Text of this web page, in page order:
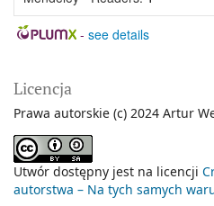
- see details
Licencja
Prawa autorskie (c) 2024 Artur
Utwór dostępny jest na licencji
autorstwa – Na tych samych